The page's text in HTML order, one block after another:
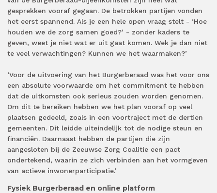
gesprekken vooraf gegaan. De betrokken partijen vonden
het eerst spannend. Als je een hele open vraag stelt - ‘Hoe
houden we de zorg samen goed?’ - zonder kaders te
geven, weet je niet wat er uit gaat komen. Wek je dan niet
te veel verwachtingen? Kunnen we het waarmaken?’
‘Voor de uitvoering van het Burgerberaad was het voor ons
een absolute voorwaarde om het commitment te hebben
dat de uitkomsten ook serieus zouden worden genomen.
Om dit te bereiken hebben we het plan vooraf op veel
plaatsen gedeeld, zoals in een voortraject met de dertien
gemeenten. Dit leidde uiteindelijk tot de nodige steun en
financiën. Daarnaast hebben de partijen die zijn
aangesloten bij de Zeeuwse Zorg Coalitie een pact
ondertekend, waarin ze zich verbinden aan het vormgeven
van actieve inwonerparticipatie.’
Fysiek Burgerberaad en online platform